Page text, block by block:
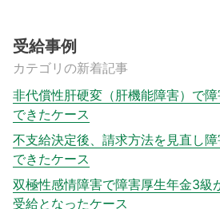
受給事例
カテゴリの新着記事
非代償性肝硬変（肝機能障害）で
できたケース
不支給決定後、請求方法を見直し
できたケース
双極性感情障害で障害厚生年金3級
受給となったケース